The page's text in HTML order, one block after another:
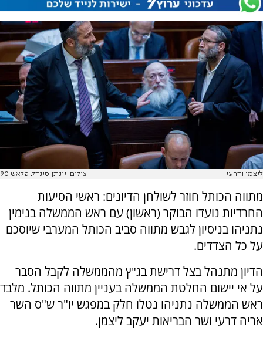
ליצמן ודרעי צילום: יונתן סינדל. פלאש 90
מתווה הכותל חוזר לשולחן הדיונים: ראשי הסיעות
החרדיות נועדו הבוקר (ראשון) עם ראש הממשלה בנימין
נתניהו בניסיון לגבש מתווה סביב הכותל המערבי שיוסכם
על כל הצדדים.
הדיון מתנהל בצל דרישת בג"ץ מהממשלה לקבל הסבר
על אי יישום החלטת הממשלה בעניין מתווה הכותל. מלבד
ראש הממשלה נתניהו נטלו חלק במפגש יו"ר ש"ס השר
אריה דרעי ושר הבריאות יעקב ליצמן.